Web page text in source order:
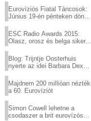
Eurovíziós Fiatal Táncosok:
Június 19-én pénteken döntő
ESC Radio Awards 2015:
Olasz, orosz és belga siker,
Blog: Trijntje Oosterhuis
nyerte az idei Barbara Dex
Majdnem 200 millióan nézték
a 60. Eurovíziót
Simon Cowell lehetne a
csodaszer a brit eurovízós